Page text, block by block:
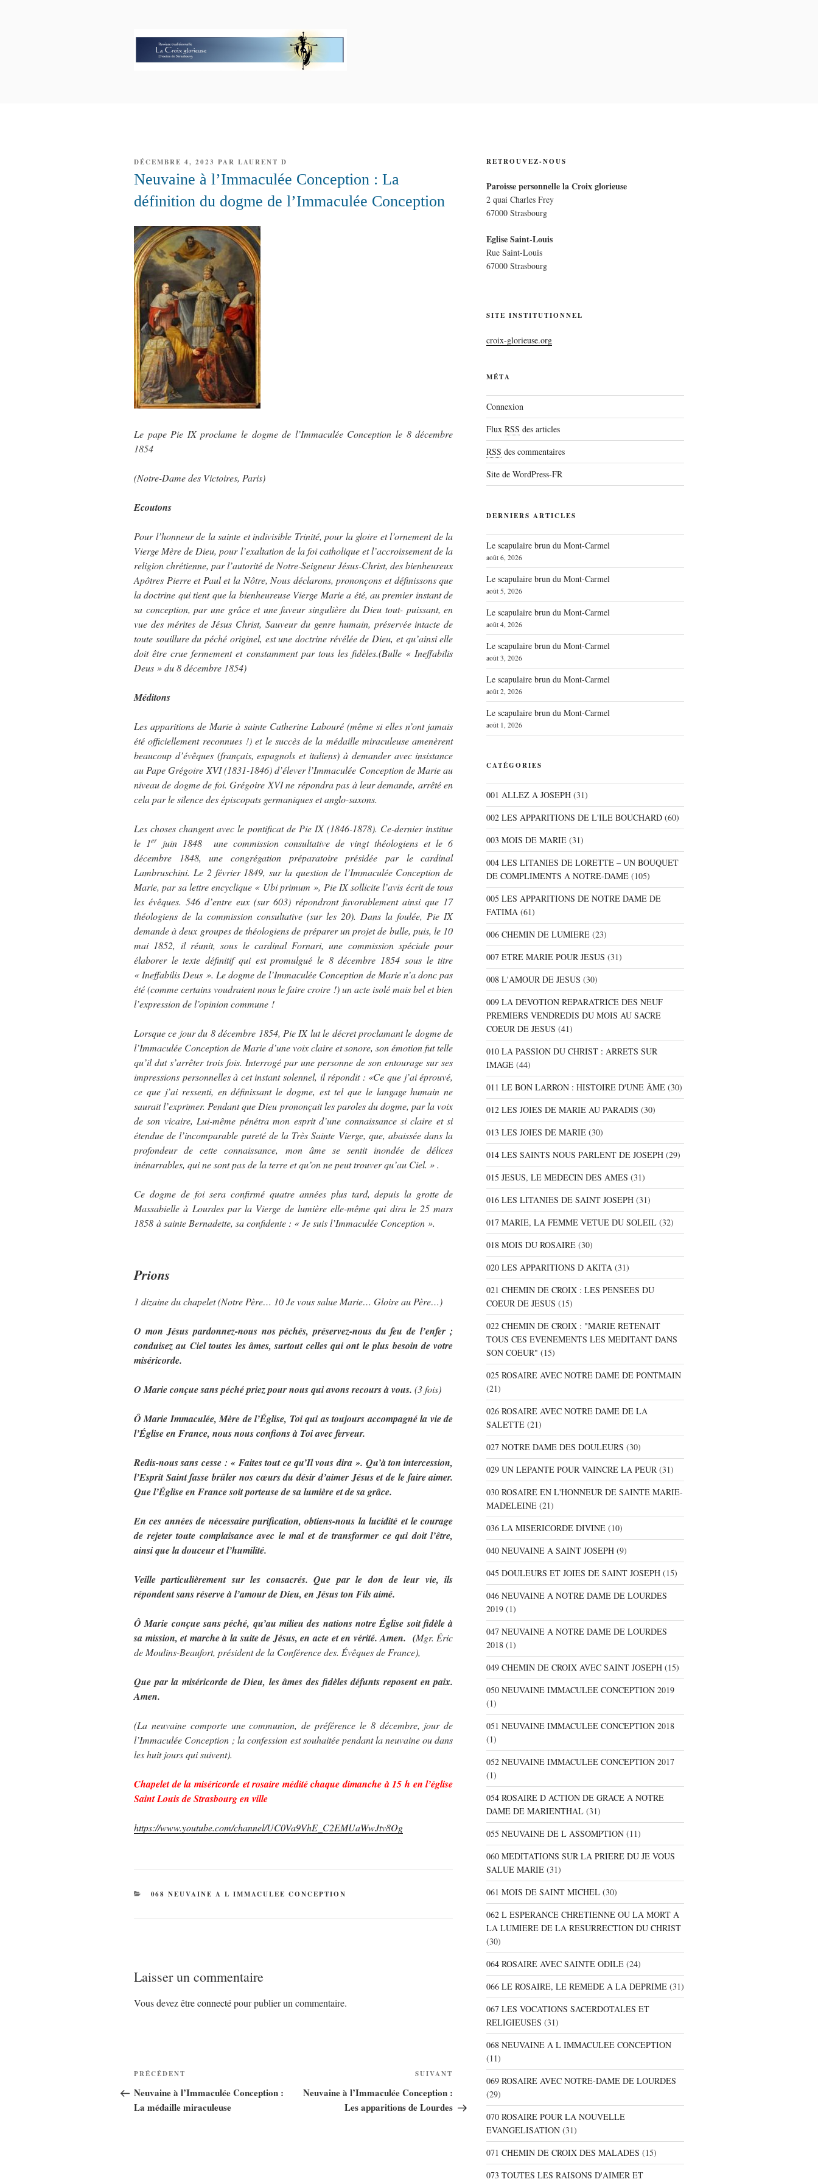
PUBLIÉ
DÉCEMBRE 4, 2023 PAR LAURENT D
Neuvaine à l’Immaculée Conception : La
définition du dogme de l’Immaculée Conception
Le pape Pie IX proclame le dogme de l’Immaculée Conception le 8 décembre
1854
(Notre-Dame des Victoires, Paris)
Ecoutons
Pour l’honneur de la sainte et indivisible Trinité, pour la gloire et l’ornement de la
Vierge Mère de Dieu, pour l’exaltation de la foi catholique et l’accroissement de la
religion chrétienne, par l’autorité de Notre-Seigneur Jésus-Christ, des bienheureux
Apôtres Pierre et Paul et la Nôtre, Nous déclarons, prononçons et définissons que
la doctrine qui tient que la bienheureuse Vierge Marie a été, au premier instant de
sa conception, par une grâce et une faveur singulière du Dieu tout- puissant, en
vue des mérites de Jésus Christ, Sauveur du genre humain, préservée intacte de
toute souillure du péché originel, est une doctrine révélée de Dieu, et qu’ainsi elle
doit être crue fermement et constamment par tous les fidèles.(Bulle « Ineffabilis
Deus » du 8 décembre 1854)
Méditons
Les apparitions de Marie à sainte Catherine Labouré (même si elles n’ont jamais
été officiellement reconnues !) et le succès de la médaille miraculeuse amenèrent
beaucoup d’évêques (français, espagnols et italiens) à demander avec insistance
au Pape Grégoire XVI (1831-1846) d’élever l’Immaculée Conception de Marie au
niveau de dogme de foi. Grégoire XVI ne répondra pas à leur demande, arrêté en
cela par le silence des épiscopats germaniques et anglo-saxons.
Les choses changent avec le pontificat de Pie IX (1846-1878). Ce-dernier institue
le 1er
juin 1848 une commission consultative de vingt théologiens et le 6
décembre 1848, une congrégation préparatoire présidée par le cardinal
Lambruschini. Le 2 février 1849, sur la question de l’Immaculée Conception de
Marie, par sa lettre encyclique « Ubi primum », Pie IX sollicite l’avis écrit de tous
les évêques. 546 d’entre eux (sur 603) répondront favorablement ainsi que 17
théologiens de la commission consultative (sur les 20). Dans la foulée, Pie IX
demande à deux groupes de théologiens de préparer un projet de bulle, puis, le 10
mai 1852, il réunit, sous le cardinal Fornari, une commission spéciale pour
élaborer le texte définitif qui est promulgué le 8 décembre 1854 sous le titre
« Ineffabilis Deus ». Le dogme de l’Immaculée Conception de Marie n’a donc pas
été (comme certains voudraient nous le faire croire !) un acte isolé mais bel et bien
l’expression de l’opinion commune !
Lorsque ce jour du 8 décembre 1854, Pie IX lut le décret proclamant le dogme de
l’Immaculée Conception de Marie d’une voix claire et sonore, son émotion fut telle
qu’il dut s’arrêter trois fois. Interrogé par une personne de son entourage sur ses
impressions personnelles à cet instant solennel, il répondit : «Ce que j’ai éprouvé,
ce que j’ai ressenti, en définissant le dogme, est tel que le langage humain ne
saurait l’exprimer. Pendant que Dieu prononçait les paroles du dogme, par la voix
de son vicaire, Lui-même pénétra mon esprit d’une connaissance si claire et si
étendue de l’incomparable pureté de la Très Sainte Vierge, que, abaissée dans la
profondeur de cette connaissance, mon âme se sentit inondée de délices
inénarrables, qui ne sont pas de la terre et qu’on ne peut trouver qu’au Ciel. » .
Ce dogme de foi sera confirmé quatre années plus tard, depuis la grotte de
Massabielle à Lourdes par la Vierge de lumière elle-même qui dira le 25 mars
1858 à sainte Bernadette, sa confidente : « Je suis l’Immaculée Conception ».
Prions
1 dizaine du chapelet (Notre Père… 10 Je vous salue Marie… Gloire au Père…)
O mon Jésus pardonnez-nous nos péchés, préservez-nous du feu de l’enfer ;
conduisez au Ciel toutes les âmes, surtout celles qui ont le plus besoin de votre
miséricorde.
O Marie conçue sans péché priez pour nous qui avons recours à vous. (3 fois)
Ô Marie Immaculée, Mère de l’Église, Toi qui as toujours accompagné la vie de
l’Église en France, nous nous confions à Toi avec ferveur.
Redis-nous sans cesse : « Faites tout ce qu’Il vous dira ». Qu’à ton intercession,
l’Esprit Saint fasse brûler nos cœurs du désir d’aimer Jésus et de le faire aimer.
Que l’Église en France soit porteuse de sa lumière et de sa grâce.
En ces années de nécessaire purification, obtiens-nous la lucidité et le courage
de rejeter toute complaisance avec le mal et de transformer ce qui doit l’être,
ainsi que la douceur et l’humilité.
Veille particulièrement sur les consacrés. Que par le don de leur vie, ils
répondent sans réserve à l’amour de Dieu, en Jésus ton Fils aimé.
Ô Marie conçue sans péché, qu’au milieu des nations notre Église soit fidèle à
sa mission, et marche à la suite de Jésus, en acte et en vérité. Amen. (Mgr. Éric
de Moulins-Beaufort, président de la Conférence des. Évêques de France),
Que par la miséricorde de Dieu, les âmes des fidèles défunts reposent en paix.
Amen.
(La neuvaine comporte une communion, de préférence le 8 décembre, jour de
l’Immaculée Conception ; la confession est souhaitée pendant la neuvaine ou dans
les huit jours qui suivent).
Chapelet de la miséricorde et rosaire médité chaque dimanche à 15 h en l’église
Saint Louis de Strasbourg en ville
https://www.youtube.com/channel/UC0Va9VhE_C2EMUaWwJtv8Og
CATÉGORIES
068 NEUVAINE A L IMMACULEE CONCEPTION
Laisser un commentaire
Vous devezêtre connectépour publier un commentaire.
Navigation
de
l’article
Article
précédent
PRÉCÉDENT
Neuvaine à l’Immaculée Conception :
La médaille miraculeuse
SUIVANT
Neuvaine à l’Immaculée Conception :
Les apparitions de Lourdes
RETROUVEZ-NOUS
Paroisse personnelle la Croix glorieuse
2 quai Charles Frey
67000 Strasbourg
Eglise Saint-Louis
Rue Saint-Louis
67000 Strasbourg
SITE INSTITUTIONNEL
croix-glorieuse.org
MÉTA
Connexion
Flux RSS des articles
RSS des commentaires
Site de WordPress-FR
DERNIERS ARTICLES
Le scapulaire brun du Mont-Carmel
août 6, 2026
Le scapulaire brun du Mont-Carmel
août 5, 2026
Le scapulaire brun du Mont-Carmel
août 4, 2026
Le scapulaire brun du Mont-Carmel
août 3, 2026
Le scapulaire brun du Mont-Carmel
août 2, 2026
Le scapulaire brun du Mont-Carmel
août 1, 2026
CATÉGORIES
001 ALLEZ A JOSEPH(31)
002 LES APPARITIONS DE L'ILE BOUCHARD(60)
003 MOIS DE MARIE(31)
004 LES LITANIES DE LORETTE – UN BOUQUET
DE COMPLIMENTS A NOTRE-DAME(105)
005 LES APPARITIONS DE NOTRE DAME DE
FATIMA(61)
006 CHEMIN DE LUMIERE(23)
007 ETRE MARIE POUR JESUS (31)
008 L'AMOUR DE JESUS (30)
009 LA DEVOTION REPARATRICE DES NEUF
PREMIERS VENDREDIS DU MOIS AU SACRE
COEUR DE JESUS (41)
010 LA PASSION DU CHRIST : ARRETS SUR
IMAGE(44)
011 LE BON LARRON : HISTOIRE D'UNE ÂME(30)
012 LES JOIES DE MARIE AU PARADIS (30)
013 LES JOIES DE MARIE(30)
014 LES SAINTS NOUS PARLENT DE JOSEPH(29)
015 JESUS, LE MEDECIN DES AMES (31)
016 LES LITANIES DE SAINT JOSEPH(31)
017 MARIE, LA FEMME VETUE DU SOLEIL(32)
018 MOIS DU ROSAIRE(30)
020 LES APPARITIONS D AKITA(31)
021 CHEMIN DE CROIX : LES PENSEES DU
COEUR DE JESUS (15)
022 CHEMIN DE CROIX : "MARIE RETENAIT
TOUS CES EVENEMENTS LES MEDITANT DANS
SON COEUR" (15)
025 ROSAIRE AVEC NOTRE DAME DE PONTMAIN
(21)
026 ROSAIRE AVEC NOTRE DAME DE LA
SALETTE(21)
027 NOTRE DAME DES DOULEURS (30)
029 UN LEPANTE POUR VAINCRE LA PEUR(31)
030 ROSAIRE EN L'HONNEUR DE SAINTE MARIE-
MADELEINE(21)
036 LA MISERICORDE DIVINE(10)
040 NEUVAINE A SAINT JOSEPH(9)
045 DOULEURS ET JOIES DE SAINT JOSEPH(15)
046 NEUVAINE A NOTRE DAME DE LOURDES
2019(1)
047 NEUVAINE A NOTRE DAME DE LOURDES
2018(1)
049 CHEMIN DE CROIX AVEC SAINT JOSEPH(15)
050 NEUVAINE IMMACULEE CONCEPTION 2019
(1)
051 NEUVAINE IMMACULEE CONCEPTION 2018
(1)
052 NEUVAINE IMMACULEE CONCEPTION 2017
(1)
054 ROSAIRE D ACTION DE GRACE A NOTRE
DAME DE MARIENTHAL(31)
055 NEUVAINE DE L ASSOMPTION(11)
060 MEDITATIONS SUR LA PRIERE DU JE VOUS
SALUE MARIE(31)
061 MOIS DE SAINT MICHEL(30)
062 L ESPERANCE CHRETIENNE OU LA MORT A
LA LUMIERE DE LA RESURRECTION DU CHRIST
(30)
064 ROSAIRE AVEC SAINTE ODILE(24)
066 LE ROSAIRE, LE REMEDE A LA DEPRIME(31)
067 LES VOCATIONS SACERDOTALES ET
RELIGIEUSES (31)
068 NEUVAINE A L IMMACULEE CONCEPTION
(11)
069 ROSAIRE AVEC NOTRE-DAME DE LOURDES
(29)
070 ROSAIRE POUR LA NOUVELLE
EVANGELISATION(31)
071 CHEMIN DE CROIX DES MALADES (15)
073 TOUTES LES RAISONS D'AIMER ET